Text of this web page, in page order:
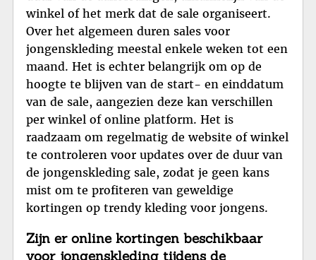
winkel of het merk dat de sale organiseert.
Over het algemeen duren sales voor
jongenskleding meestal enkele weken tot een
maand. Het is echter belangrijk om op de
hoogte te blijven van de start- en einddatum
van de sale, aangezien deze kan verschillen
per winkel of online platform. Het is
raadzaam om regelmatig de website of winkel
te controleren voor updates over de duur van
de jongenskleding sale, zodat je geen kans
mist om te profiteren van geweldige
kortingen op trendy kleding voor jongens.
Zijn er online kortingen beschikbaar
voor jongenskleding tijdens de